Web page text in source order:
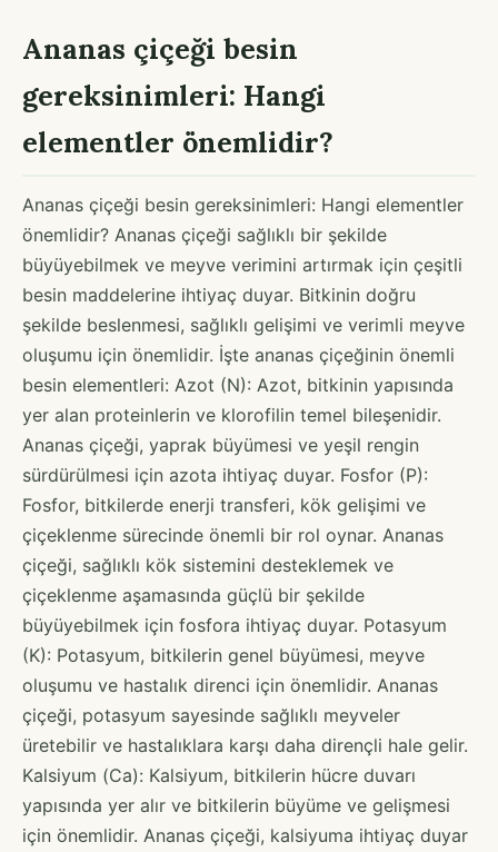
Ananas çiçeği besin
gereksinimleri: Hangi
elementler önemlidir?
Ananas çiçeği besin gereksinimleri: Hangi elementler
önemlidir? Ananas çiçeği sağlıklı bir şekilde
büyüyebilmek ve meyve verimini artırmak için çeşitli
besin maddelerine ihtiyaç duyar. Bitkinin doğru
şekilde beslenmesi, sağlıklı gelişimi ve verimli meyve
oluşumu için önemlidir. İşte ananas çiçeğinin önemli
besin elementleri: Azot (N): Azot, bitkinin yapısında
yer alan proteinlerin ve klorofilin temel bileşenidir.
Ananas çiçeği, yaprak büyümesi ve yeşil rengin
sürdürülmesi için azota ihtiyaç duyar. Fosfor (P):
Fosfor, bitkilerde enerji transferi, kök gelişimi ve
çiçeklenme sürecinde önemli bir rol oynar. Ananas
çiçeği, sağlıklı kök sistemini desteklemek ve
çiçeklenme aşamasında güçlü bir şekilde
büyüyebilmek için fosfora ihtiyaç duyar. Potasyum
(K): Potasyum, bitkilerin genel büyümesi, meyve
oluşumu ve hastalık direnci için önemlidir. Ananas
çiçeği, potasyum sayesinde sağlıklı meyveler
üretebilir ve hastalıklara karşı daha dirençli hale gelir.
Kalsiyum (Ca): Kalsiyum, bitkilerin hücre duvarı
yapısında yer alır ve bitkilerin büyüme ve gelişmesi
için önemlidir. Ananas çiçeği, kalsiyuma ihtiyaç duyar